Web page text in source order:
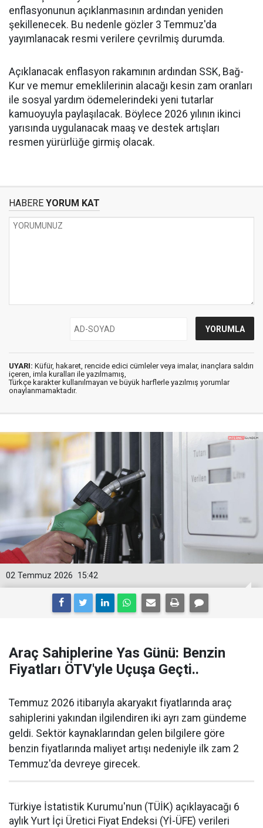
enflasyonunun açıklanmasının ardından yeniden
şekillenecek. Bu nedenle gözler 3 Temmuz'da
yayımlanacak resmi verilere çevrilmiş durumda.
Açıklanacak enflasyon rakamının ardından SSK, Bağ-
Kur ve memur emeklilerinin alacağı kesin zam oranları
ile sosyal yardım ödemelerindeki yeni tutarlar
kamuoyuyla paylaşılacak. Böylece 2026 yılının ikinci
yarısında uygulanacak maaş ve destek artışları
resmen yürürlüğe girmiş olacak.
HABERE YORUM KAT
UYARI: Küfür, hakaret, rencide edici cümleler veya imalar, inançlara saldırı
içeren, imla kuralları ile yazılmamış,
Türkçe karakter kullanılmayan ve büyük harflerle yazılmış yorumlar
onaylanmamaktadır.
15:42
02 Temmuz 2026
Araç Sahiplerine Yas Günü: Benzin
Fiyatları ÖTV'yle Uçuşa Geçti..
Temmuz 2026 itibarıyla akaryakıt fiyatlarında araç
sahiplerini yakından ilgilendiren iki ayrı zam gündeme
geldi. Sektör kaynaklarından gelen bilgilere göre
benzin fiyatlarında maliyet artışı nedeniyle ilk zam 2
Temmuz'da devreye girecek.
Türkiye İstatistik Kurumu'nun (TÜİK) açıklayacağı 6
aylık Yurt İçi Üretici Fiyat Endeksi (Yİ-ÜFE) verileri